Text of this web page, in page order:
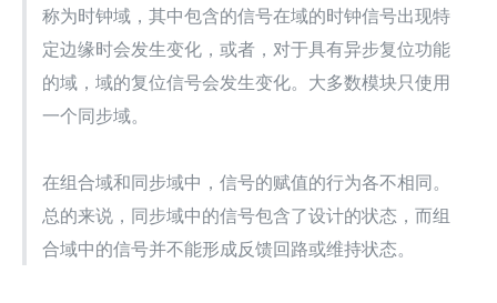
称为时钟域，其中包含的信号在域的时钟信号出现特
定边缘时会发生变化，或者，对于具有异步复位功能
的域，域的复位信号会发生变化。大多数模块只使用
一个同步域。
在组合域和同步域中，信号的赋值的行为各不相同。
总的来说，同步域中的信号包含了设计的状态，而组
合域中的信号并不能形成反馈回路或维持状态。